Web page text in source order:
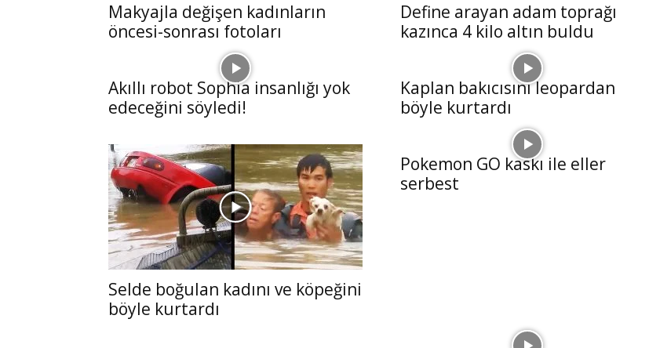
Makyajla değişen kadınların
öncesi-sonrası fotoları
Define arayan adam toprağı
kazınca 4 kilo altın buldu
Akıllı robot Sophia insanlığı yok
edeceğini söyledi!
Kaplan bakıcısını leopardan
böyle kurtardı
Selde boğulan kadını ve köpeğini
böyle kurtardı
Pokemon GO kaskı ile eller
serbest